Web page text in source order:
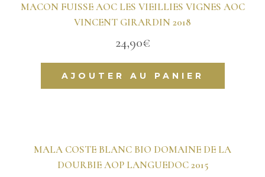
MACON FUISSE AOC LES VIEILLIES VIGNES AOC
VINCENT GIRARDIN 2018
24,90€
AJOUTER AU PANIER
MALA COSTE BLANC BIO DOMAINE DE LA
DOURBIE AOP LANGUEDOC 2015